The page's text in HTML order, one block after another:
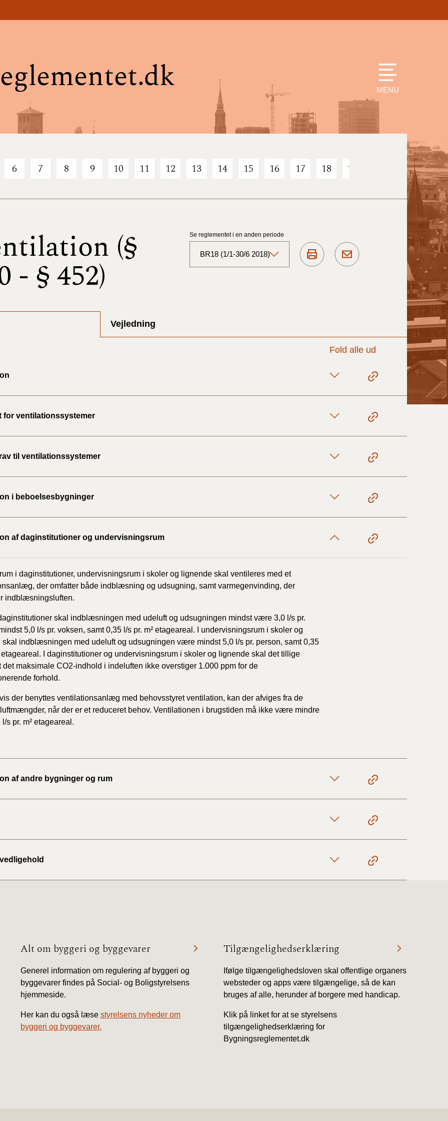
MENU
6 7 8 9 10 11 12 13 14 15 16 17 18 19 21 22
(§
- § 452)
Se reglementet i en anden periode
BR18 (1/1-30/6 2018)
BR18 (1/1- 31/12
2022)
BR18 (29/6 - 31/12
2021)
BR18 (1/7-31/12
2020)
BR18 (10/3-30/6
BR18 (1/1-9/3 2020)
Tidligere BR (1961-
Vejledning
Fold alle ud
for ventilationssystemer
til ventilationssystemer
i beboelsesbygninger
af daginstitutioner og undervisningsrum
i daginstitutioner, undervisningsrum i skoler og lignende skal ventileres med et
der omfatter både indblæsning og udsugning, samt varmegenvinding, der
indblæsningsluften.
skal indblæsningen med udeluftog udsugningen mindst være 3,0 l/s pr.
5,0 l/s pr. voksen, samt 0,35 l/s pr. m² etageareal. I undervisningsrum i skoler og
skal indblæsningen med udeluftog udsugningen være mindst 5,0 l/s pr. person, samt0,35
etageareal. I daginstitutioner og undervisningsrum i skoler og lignende skal det tillige
det maksimale CO2-indhold i indeluften ikke overstiger 1.000 ppm for de
forhold.
der benyttes ventilationsanlæg med behovsstyretventilation, kan der afviges fra de
når der er et reduceret behov. Ventilationen i brugstiden må ikke være mindre
s pr. m² etageareal.
af andre bygninger og rum
Alt om byggeri og byggevarer
Generel information om regulering af byggeri og
byggevarer findes på Social- og Boligstyrelsens
hjemmeside.
Her kan du også læse styrelsens nyheder om
byggeri og byggevarer.
Tilgængelighedserklæring
Ifølge tilgængelighedsloven skal offentlige organers
websteder og apps være tilgængelige, så de kan
bruges af alle, herunder af borgere med handicap.
Klik på linket for at se styrelsens
tilgængelighedserklæring for
Bygningsreglementet.dk